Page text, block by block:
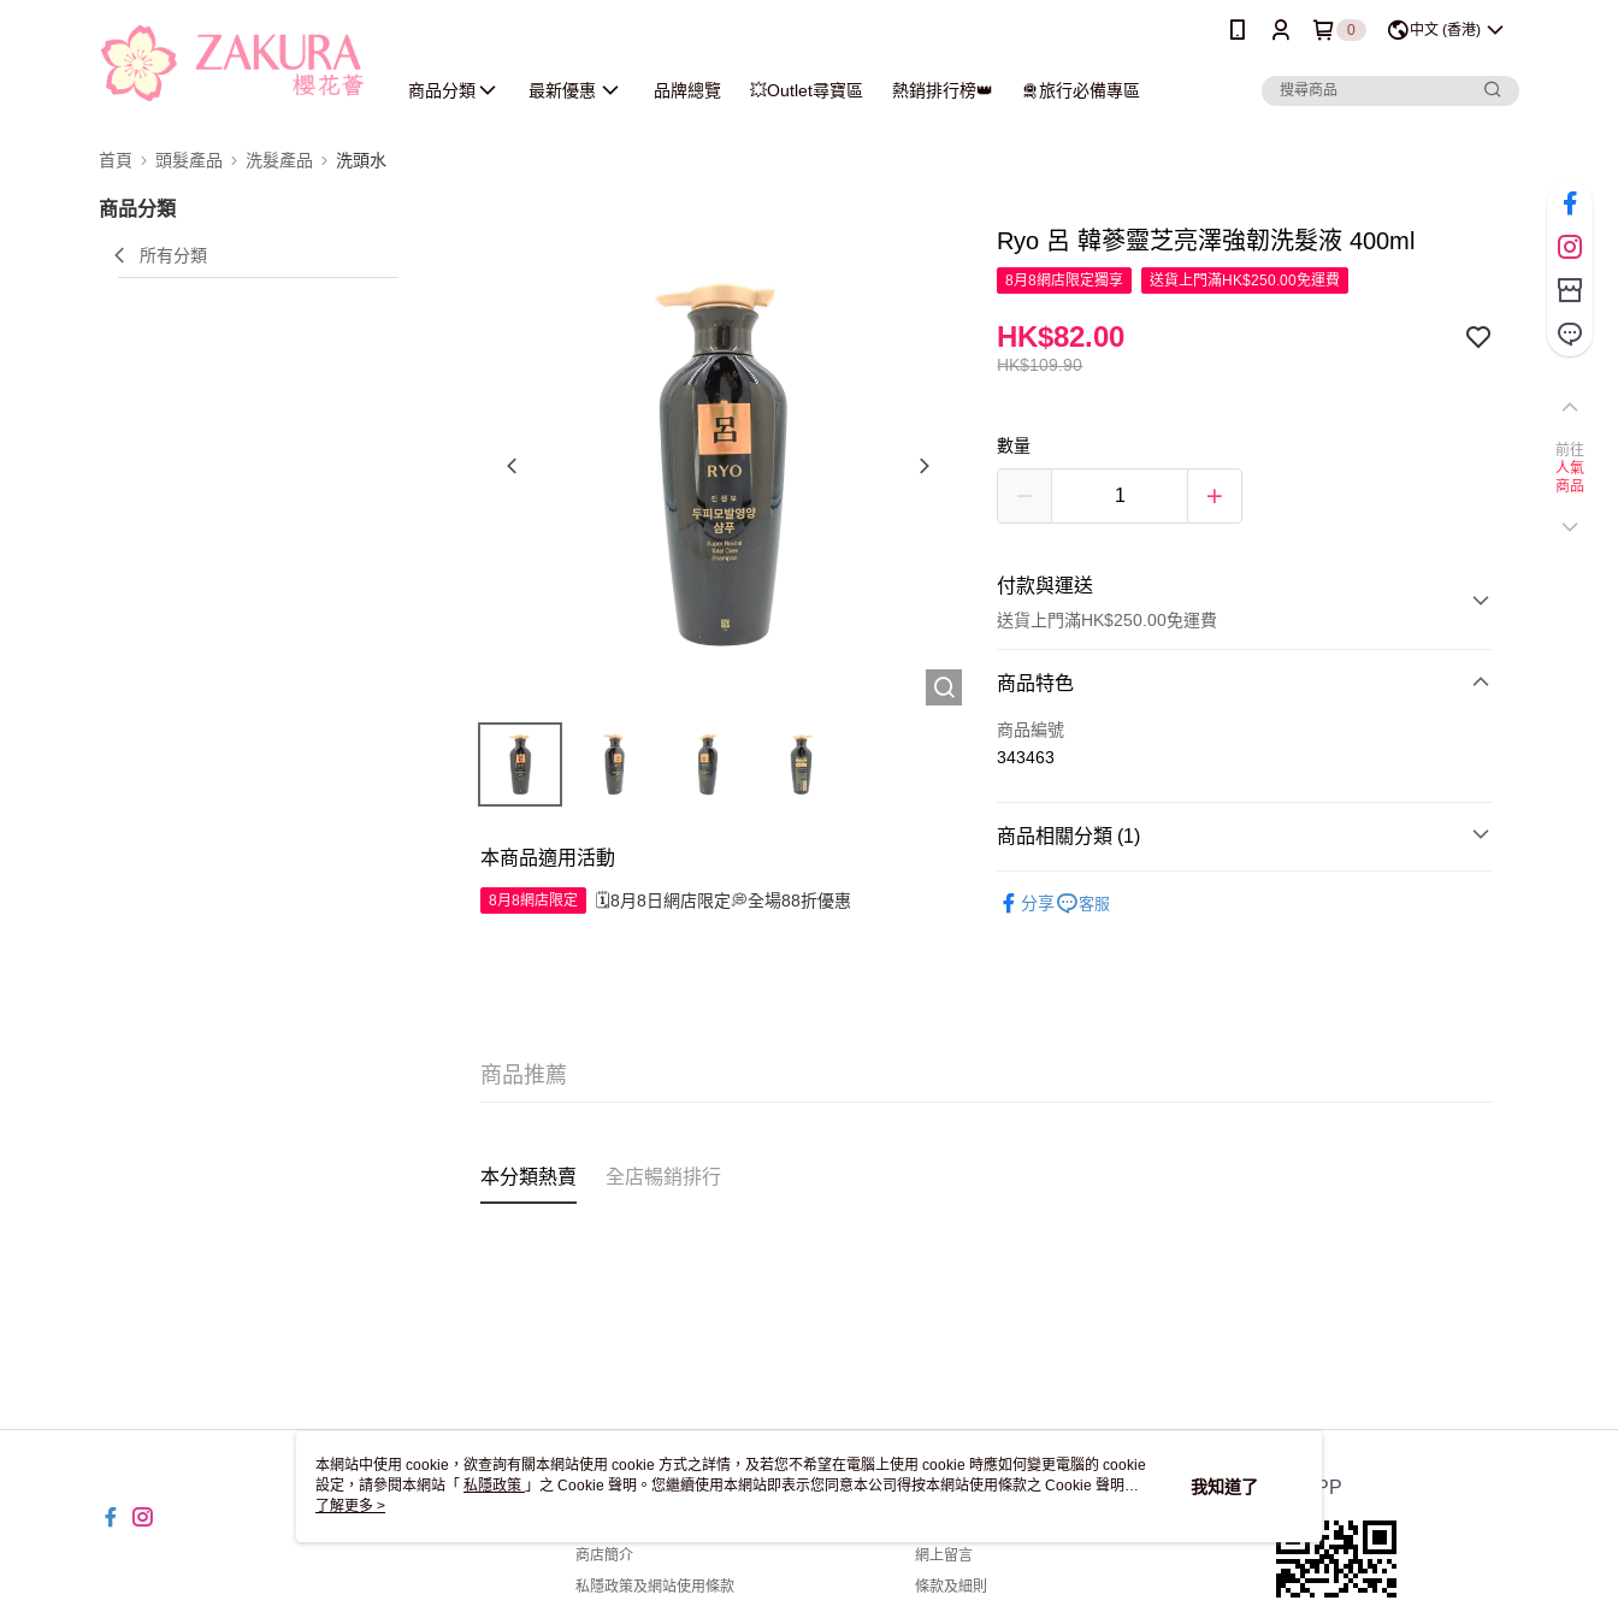
0 中文 (香港)
商品分類 最新優惠 品牌總覽 💥Outlet尋寶區 熱銷排行榜👑 🛅旅行必備專區
首頁 頭髮產品 洗髮產品 洗頭水
商品分類
所有分類
本商品適用活動
8月8網店限定 🗓️8月8日網店限定💭全場88折優惠
Ryo 呂 韓蔘靈芝亮澤強韌洗髮液 400ml
8月8網店限定獨享 送貨上門滿HK$250.00免運費
HK$109.90
HK$82.00
數量
付款與運送
送貨上門滿HK$250.00免運費
付款方式
信用卡
商品特色
商品編號
343463
商品相關分類 (1)
分享
客服
商品推薦
本分類熱賣 全店暢銷排行
關於我們
商店簡介
私隱政策及網站使用條款
客戶服務
網上留言
條款及細則
官方APP
前往
人氣
商品
本網站中使用 cookie，欲查詢有關本網站使用 cookie 方式之詳情，及若您不希望在電腦上使用 cookie 時應如何變更電腦的 cookie
設定，請參閱本網站「 私隱政策 」之 Cookie 聲明。您繼續使用本網站即表示您同意本公司得按本網站使用條款之 Cookie 聲明使
用 cookie。
了解更多 >
我知道了